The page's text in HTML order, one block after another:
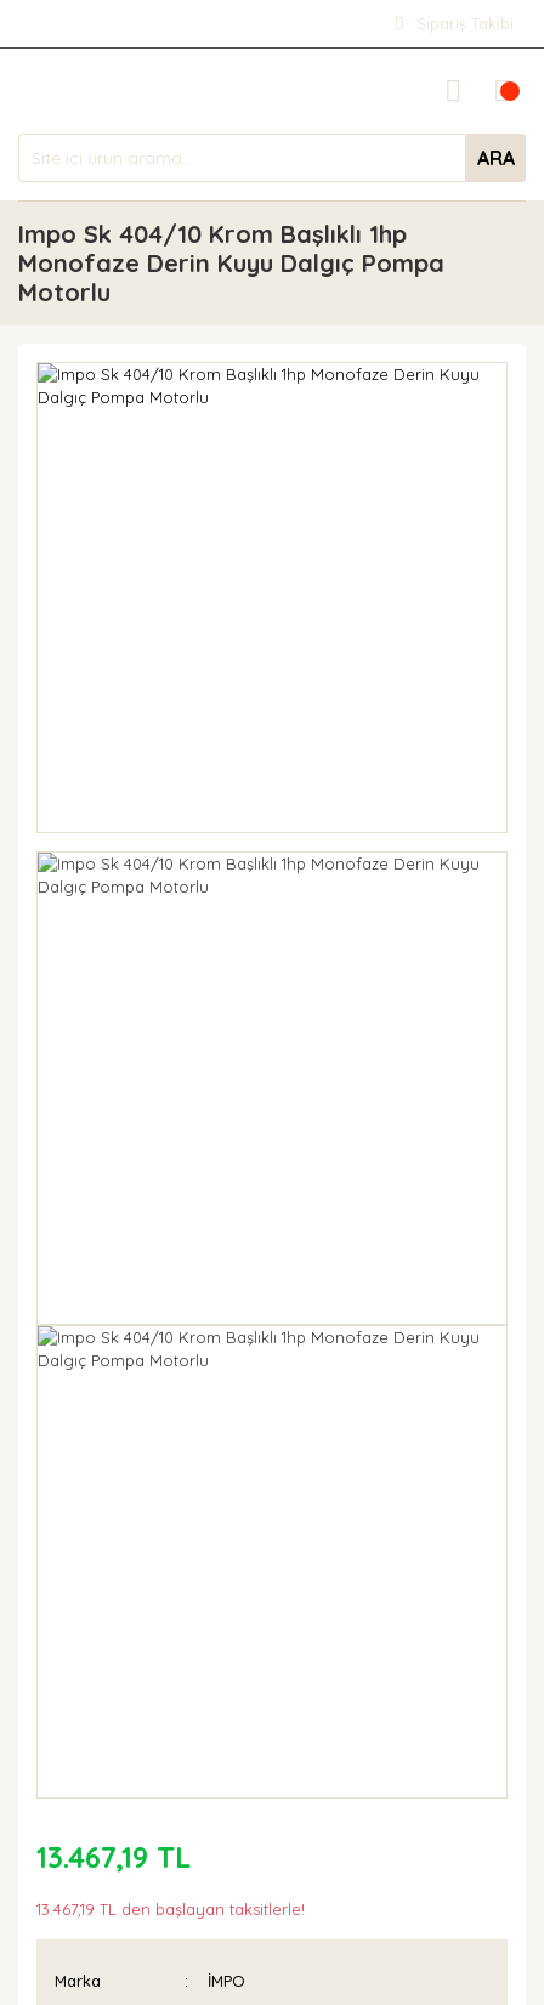
Sipariş Takibi
ARA
Impo Sk 404/10 Krom Başlıklı 1hp
Monofaze Derin Kuyu Dalgıç Pompa
Motorlu
13.467,19 TL
13.467,19 TL den başlayan taksitlerle!
Marka İMPO